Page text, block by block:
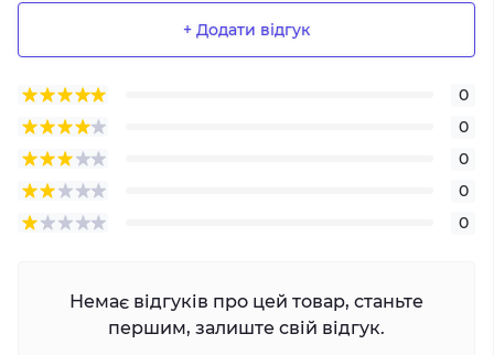
+ Додати відгук
0
0
0
0
0
Немає відгуків про цей товар, станьте
першим, залиште свій відгук.